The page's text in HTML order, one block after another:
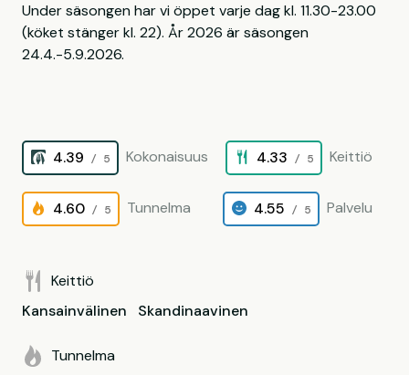
Under säsongen har vi öppet varje dag kl. 11.30-23.00
(köket stänger kl. 22). År 2026 är säsongen
24.4.-5.9.2026.
4.39 / 5 Kokonaisuus 4.33 / 5 Keittiö
4.60 / 5 Tunnelma 4.55 / 5 Palvelu
Keittiö
Kansainvälinen
Skandinaavinen
Tunnelma